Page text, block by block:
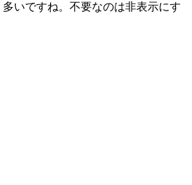
いですね。不要なのは非表示にす